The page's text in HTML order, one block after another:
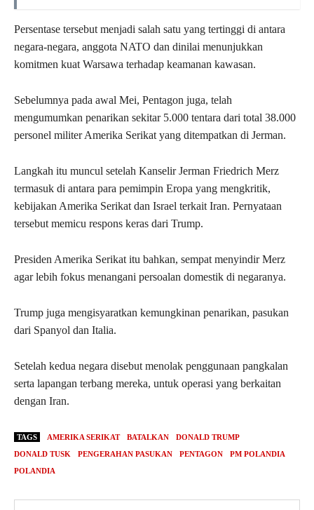
Persentase tersebut menjadi salah satu yang tertinggi di antara
negara-negara, anggota NATO dan dinilai menunjukkan
komitmen kuat Warsawa terhadap keamanan kawasan.
Sebelumnya pada awal Mei, Pentagon juga, telah
mengumumkan penarikan sekitar 5.000 tentara dari total 38.000
personel militer Amerika Serikat yang ditempatkan di Jerman.
Langkah itu muncul setelah Kanselir Jerman Friedrich Merz
termasuk di antara para pemimpin Eropa yang mengkritik,
kebijakan Amerika Serikat dan Israel terkait Iran. Pernyataan
tersebut memicu respons keras dari Trump.
Presiden Amerika Serikat itu bahkan, sempat menyindir Merz
agar lebih fokus menangani persoalan domestik di negaranya.
Trump juga mengisyaratkan kemungkinan penarikan, pasukan
dari Spanyol dan Italia.
Setelah kedua negara disebut menolak penggunaan pangkalan
serta lapangan terbang mereka, untuk operasi yang berkaitan
dengan Iran.
TAGS AMERIKA SERIKAT BATALKAN
DONALD TRUMP
DONALD TUSK
PENGERAHAN PASUKAN PENTAGON
PM POLANDIA
POLANDIA